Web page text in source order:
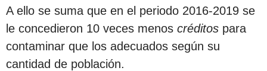
A ello se suma que en el periodo 2016-2019 se
le concedieron 10 veces menos créditos para
contaminar que los adecuados según su
cantidad de población.